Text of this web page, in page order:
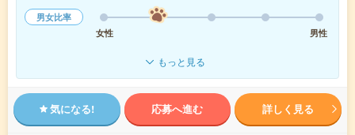
男女比率
女性
男性
もっと見る
気になる! 応募へ進む 詳しく見る